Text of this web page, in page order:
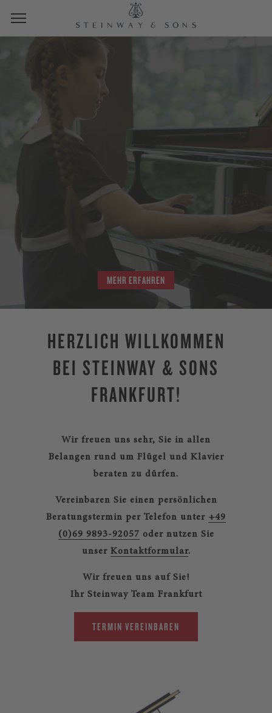
MEHR ERFAHREN
HERZLICH WILLKOMMEN
BEI STEINWAY & SONS
FRANKFURT!
Wir freuen uns sehr, Sie in allen
Belangen rund um Flügel und Klavier
beraten zu dürfen.
Vereinbaren Sie einen persönlichen
Beratungstermin per Telefon unter +49
(0)69 9893-92057 oder nutzen Sie
unser Kontaktformular.
Wir freuen uns auf Sie!
Ihr Steinway Team Frankfurt
TERMIN VEREINBAREN